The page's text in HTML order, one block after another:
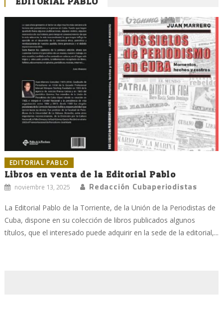
EDITORIAL PABLO
Libros en venta de la Editorial Pablo
noviembre 13, 2025 Redacción Cubaperiodistas
La Editorial Pablo de la Torriente, de la Unión de la Periodistas de
Cuba, dispone en su colección de libros publicados algunos
títulos, que el interesado puede adquirir en la sede de la editorial,...